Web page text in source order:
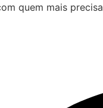
quem mais precisa